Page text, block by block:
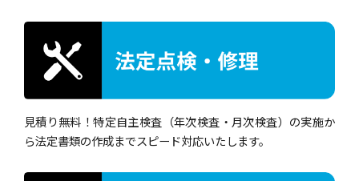
見積り無料！特定自主検査（年次検査・月次検査）の実施か
ら法定書類の作成までスピード対応いたします。